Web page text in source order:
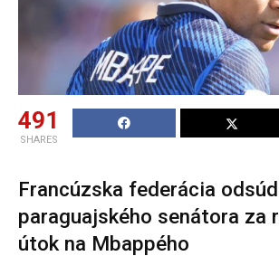
491
SHARES
Francúzska federácia
paraguajského senátora za
útok na Mbappého